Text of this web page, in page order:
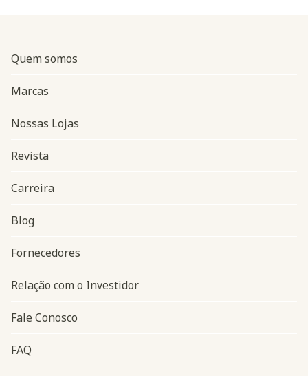
Navegação do rodapé
Quem somos
Marcas
Nossas Lojas
Revista
Carreira
Blog
Fornecedores
Relação com o Investidor
Fale Conosco
FAQ